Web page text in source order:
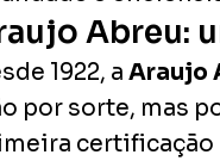
Abreu:
1922, a Araujo
por sorte, mas
certificação